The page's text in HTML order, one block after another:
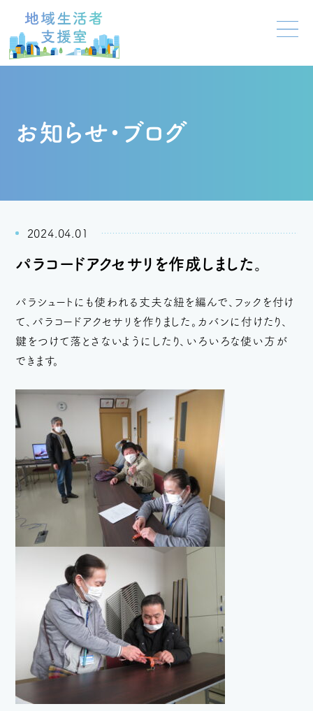
お知らせ・ブログ
2024.04.01
パラコードアクセサリを作成しました。
パラシュートにも使われる丈夫な紐を編んで、フックを付け
て、パラコードアクセサリを作りました。カバンに付けたり、
鍵をつけて落とさないようにしたり、いろいろな使い方が
できます。